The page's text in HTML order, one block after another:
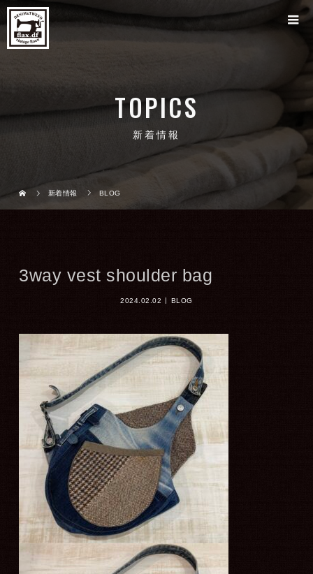
TOPICS
新着情報
新着情報 BLOG
3way vest shoulder bag
2024.02.02 BLOG